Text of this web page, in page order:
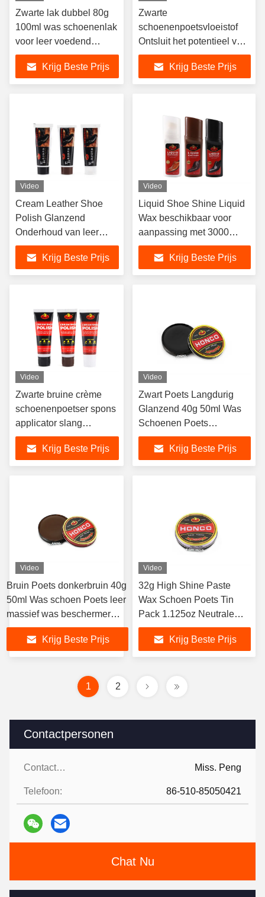
Contactpersonen
Contactpersonen: Miss. Peng
Telefoon: 86-510-85050421
Chat Nu
Zwarte lak dubbel 80g
100ml was schoenenlak
voor leer voedend
conserverend schoenen
aanpassing van
ingrediënten
Krijg Beste Prijs
Zwarte
schoenenpoetsvloeistof
Ontsluit het potentieel van
je schoenen met Instant
Shine Zwart Bruin
Neutraal
Krijg Beste Prijs
Video
Cream Leather Shoe
Polish Glanzend
Onderhoud van leer
schoenen Neutraal
Krijg Beste Prijs
Video
Liquid Shoe Shine Liquid
Wax beschikbaar voor
aanpassing met 3000
minimale bestelling OEM
ODM
Krijg Beste Prijs
Video
Zwarte bruine crème
schoenenpoetser spons
applicator slang
verpakking leer
schoenen glazuur
essentiële poetser
Krijg Beste Prijs
Video
Zwart Poets Langdurig
Glanzend 40g 50ml Was
Schoenen Poets
Bescherming Onmiddellijk
Glanzend en Poetsend
Lederschoenen
Krijg Beste Prijs
Video
Bruin Poets donkerbruin 40g
50ml Was schoen Poets leer
massief was beschermer
schoenenverzorgingsproduct
Krijg Beste Prijs
Video
32g High Shine Paste
Wax Schoen Poets Tin
Pack 1.125oz Neutrale
kleur Voor schoenen
Laarzen Lederaccessoires
OEM
Krijg Beste Prijs
1 2